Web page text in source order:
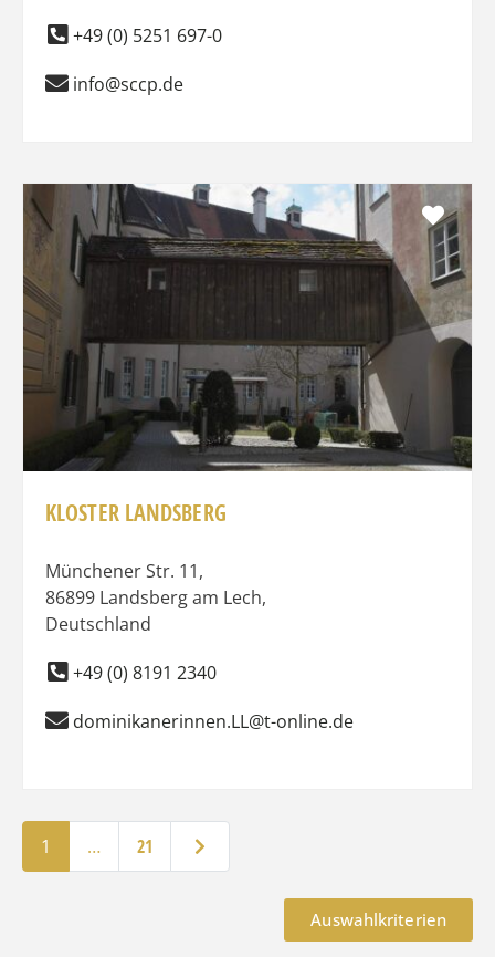
+49 (0) 5251 697-0
info@sccp.de
KLOSTER LANDSBERG
Münchener Str. 11,
86899 Landsberg am Lech,
Deutschland
+49 (0) 8191 2340
dominikanerinnen.LL@t-online.de
1 … 21 Ältere Beiträge
Auswahlkriterien